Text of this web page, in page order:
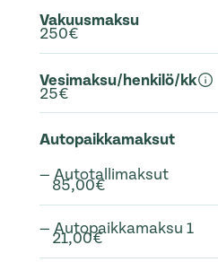
Vakuusmaksu
250€
Vesimaksu/henkilö/kk
25€
Autopaikkamaksut
— Autotallimaksut
85,00€
— Autopaikkamaksu 1
21,00€